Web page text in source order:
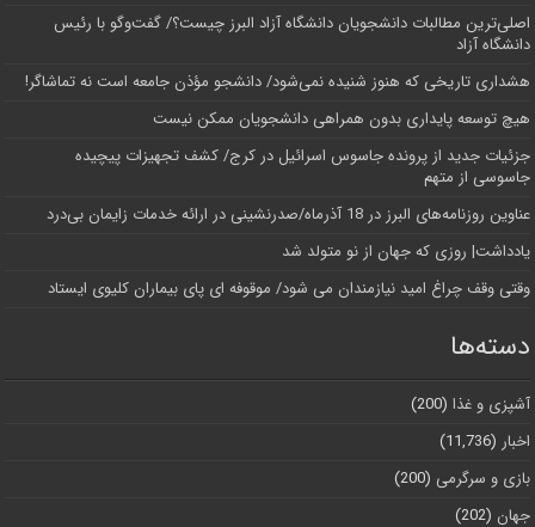
اصلی‌ترین مطالبات دانشجویان دانشگاه آزاد البرز چیست؟/ گفت‌وگو با رئیس
دانشگاه آز‌اد
هشداری تاریخی که هنوز شنیده نمی‌شود/ دانشجو مؤذن جامعه است نه تماشاگر!
هیچ توسعه پایداری بدون همراهی دانشجویان ممکن نیست
جزئیات جدید از پرونده جاسوس اسرائیل در کرج/‌ کشف تجهیزات پیچیده
جاسوسی از متهم
عناوین روزنامه‌های البرز در ‌18 آذرماه/صدرنشینی در ارائه خدمات زایمان بی‌درد
یادداشت| روزی که جهان از نو متولد شد
وقتی وقف چراغ امید نیازمندان می شود/ موقوفه ای پای بیماران کلیوی ایستاد
دسته‌ها
آشپزی و غذا (200)
اخبار (11,736)
بازی و سرگرمی (200)
جهان (202)